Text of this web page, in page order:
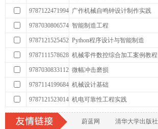
9787122471994 广作机械自鸣钟设计制作实践
9787030806574 智能制造工程
9787121525452 Python程序设计与智能制造
9787111578628 机械零件数控综合加工案例教程
9787030833112 微幅冲击磨损
9787114199684 机械设计基础
9787121523014 机电可靠性工程实践
蔚蓝网 清华大学出版社